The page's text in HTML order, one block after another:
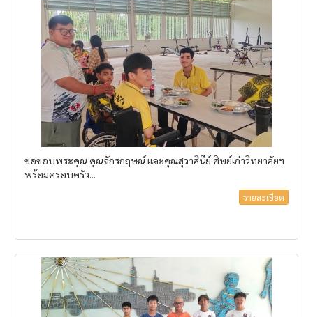
ขอขอบพระคุณ คุณจักรกฤษณ์ และคุณสุวาสินีย์ ศิษย์เก่าวิทยาลัยฯ
พร้อมครอบครัว...
รายละเอียด